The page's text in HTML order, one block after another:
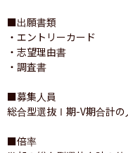
■出願書類
・エントリーカード
・志望理由書
・調査書
■募集人員
総合型選抜Ⅰ期-V期合計の
■倍率